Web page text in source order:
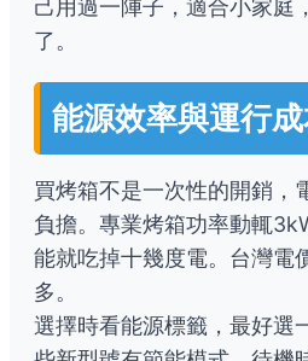
己用過一陣子，適合小家庭
了。
能源效率與運行
買烤箱不是一次性的開銷，
負擔。專業烤箱功率動輒
能就吃掉十幾度電。台灣電
多。
選擇時看能源標籤，最好選